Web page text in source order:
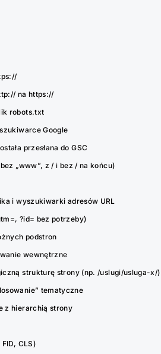
na https://
robots.txt
Google
przesłana do GSC
„www”, z / i bez / na końcu)
i wyszukiwarki adresów URL
?id= bez potrzeby)
podstron
wewnętrzne
strukturę strony (np. /uslugi/usluga-x/)
tematyczne
z hierarchią strony
CLS)